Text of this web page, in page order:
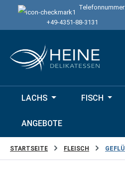
Hauptinhalt springen
Zur Suche springen
Zur Hauptnavigation springen
+49-4351-88-3131
LACHS FISCH
ANGEBOTE
STARTSEITE FLEISCH